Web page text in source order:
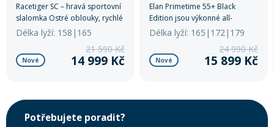
Racetiger SC – hravá sportovní
slalomka Ostré oblouky, rychlé
reakce a hladký průjezd. Tato
slalomová lyže s titanálovou
výztuhou a karbonovou
špičkou kombinuje precizní
Délka lyží: 158|165
Nové
21 590 Kč
14 999 Kč
Elan Primetime 55+ Black
Edition jsou výkonné all-
mountain lyže pro pokročilé
Délka lyží: 165|172|179
Nové
24 990 Kč
15 899 Kč
Potřebujete poradit?